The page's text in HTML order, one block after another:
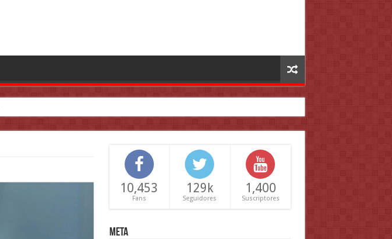
10,453
Fans
129k
Seguidores
1,400
Suscriptores
Meta